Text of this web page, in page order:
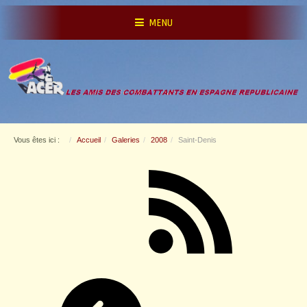
MENU
Vous êtes ici : Accueil Galeries 2008 Saint-Denis